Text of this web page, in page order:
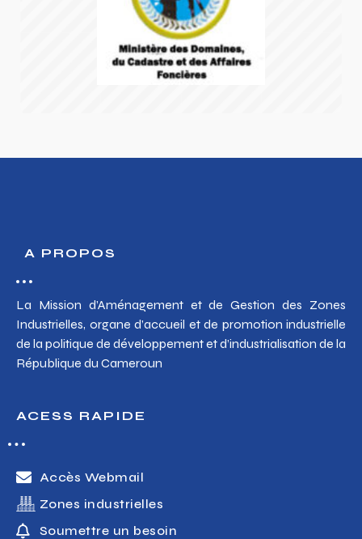
A PROPOS
La Mission d’Aménagement et de Gestion des Zones
Industrielles, organe d’accueil et de promotion industrielle
de la politique de développement et d’industrialisation de la
République du Cameroun
ACESS RAPIDE
Accès Webmail
Zones industrielles
Soumettre un besoin